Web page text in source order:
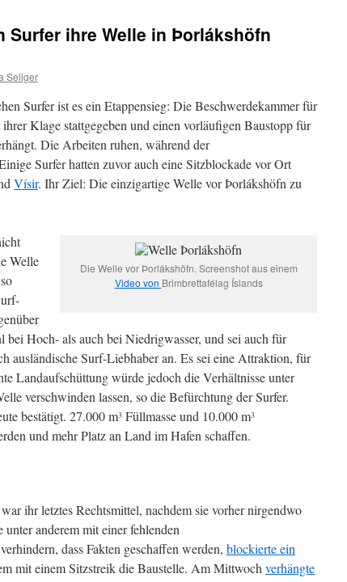
Surfer ihre Welle in Þorlákshöfn
Seliger
Surfer ist es ein Etappensieg: Die Beschwerdekammer für
Klage stattgegeben und einen vorläufigen Baustopp für
Die Arbeiten ruhen, während der
Surfer hatten zuvor auch eine Sitzblockade vor Ort
Vísir. Ihr Ziel: Die einzigartige Welle vor Þorlákshöfn zu
Die Welle vor Þorlákshöfn. Screenshot aus einem
Video von Brimbrettafélag Íslands
Welle
bei Hoch- als auch bei Niedrigwasser, und sei auch für
ausländische Surf-Liebhaber an. Es sei eine Attraktion, für
Landaufschüttung würde jedoch die Verhältnisse unter
verschwinden lassen, so die Befürchtung der Surfer.
bestätigt. 27.000 m3 Füllmasse und 10.000 m3
und mehr Platz an Land im Hafen schaffen.
ihr letztes Rechtsmittel, nachdem sie vorher nirgendwo
anderem mit einer fehlenden
dass Fakten geschaffen werden, blockierte ein
mit einem Sitzstreik die Baustelle. Am Mittwoch verhängte